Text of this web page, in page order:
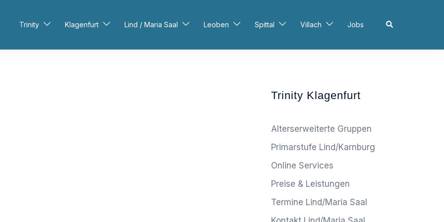
Trinity Klagenfurt Lind / Maria Saal Leoben Spittal Villach Jobs Search
Trinity Klagenfurt
Alterserweiterte Gruppen
Primarstufe Lind/Karnburg
Online Services
Preise & Leistungen
Termine Lind/Maria Saal